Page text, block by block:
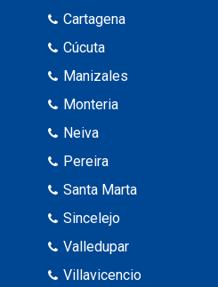
Cartagena
Cúcuta
Manizales
Monteria
Neiva
Pereira
Santa Marta
Sincelejo
Valledupar
Villavicencio